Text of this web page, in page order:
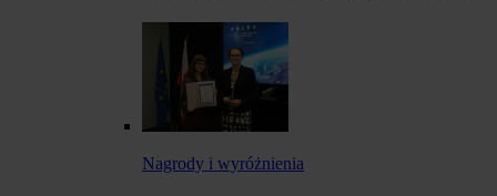
Nagrody i wyróżnienia